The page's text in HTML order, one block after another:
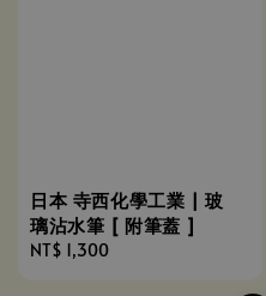
日本 寺西化學工業 | 玻
璃沾水筆 [ 附筆蓋 ]
Regular
NT$ 1,300